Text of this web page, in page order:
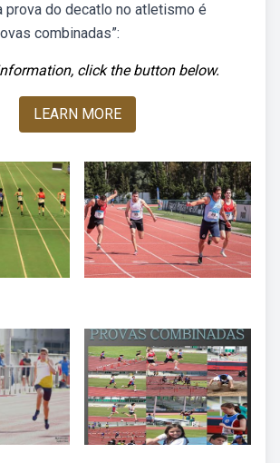
prova do decatlo no atletismo é
combinadas”:
click the button below.
LEARN MORE